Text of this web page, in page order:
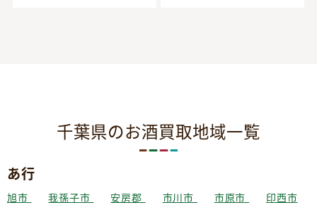
千葉県のお酒買取地域一覧
あ行
旭市 我孫子市 安房郡 市川市 市原市
印西市